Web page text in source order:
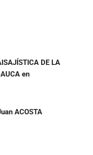
DE LA
en
ACOSTA